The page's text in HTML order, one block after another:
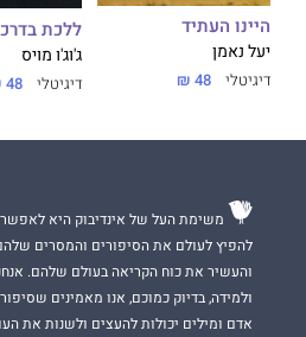
היינו העתיד
יעל נאמן
דיגיטלי 48 ₪
ללכת
ג'וג'ו מויס
דיגיטלי 48 ₪
משימת העל של אינדיבוק היא
להפיץ לעולם את הסיפורים והמסרים
והעשיר את כוח הקריאה בעולם שלהם.
ולמידה, בדיוק כמוכם, אנו מאמינים
אדם ומילים יכולות להעצים ולשנות את